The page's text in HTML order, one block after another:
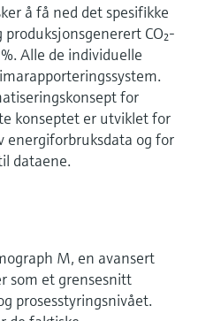
å få ned det spesifikke
CO₂-
Alle de individuelle
for
konseptet er utviklet for
energiforbruksdata og for
dataene.
M, en avansert
som et grensesnitt
prosesstyringsnivået.